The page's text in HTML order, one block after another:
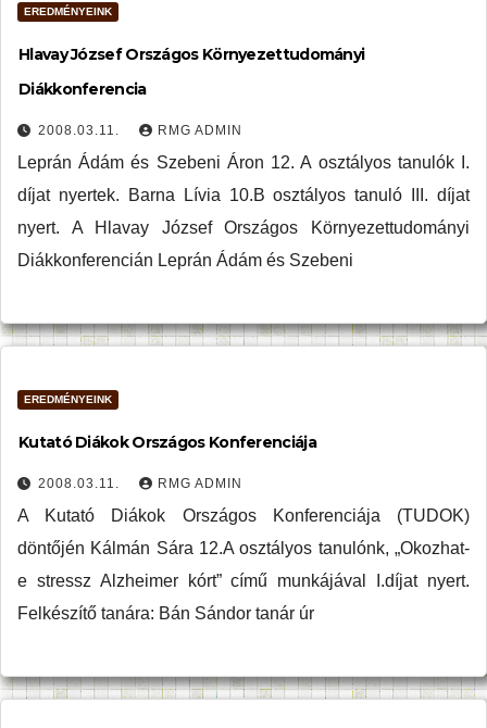
EREDMÉNYEINK
Hlavay József Országos Környezettudományi
Diákkonferencia
2008.03.11. RMG ADMIN
Leprán Ádám és Szebeni Áron 12. A osztályos tanulók I.
díjat nyertek. Barna Lívia 10.B osztályos tanuló III. díjat
nyert. A Hlavay József Országos Környezettudományi
Diákkonferencián Leprán Ádám és Szebeni
EREDMÉNYEINK
Kutató Diákok Országos Konferenciája
2008.03.11. RMG ADMIN
A Kutató Diákok Országos Konferenciája (TUDOK)
döntőjén Kálmán Sára 12.A osztályos tanulónk, „Okozhat-
e stressz Alzheimer kórt” című munkájával I.díjat nyert.
Felkészítő tanára: Bán Sándor tanár úr